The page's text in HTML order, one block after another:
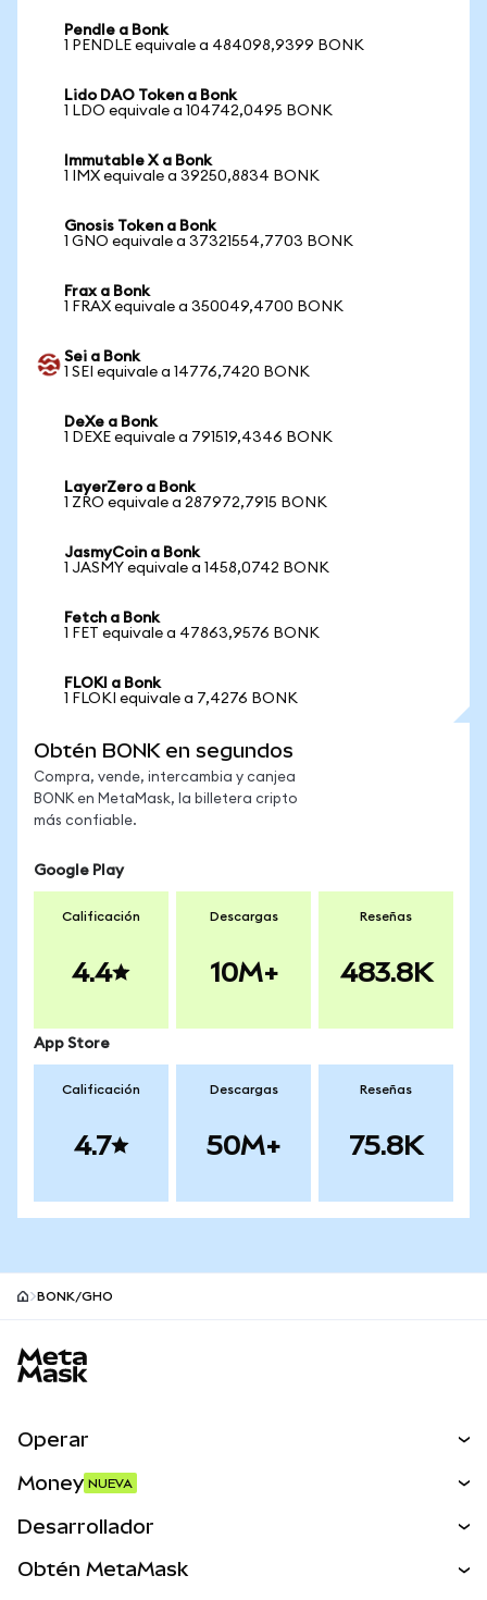
Pendle a Bonk
1 PENDLE equivale a 484098,9399 BONK
Lido DAO Token a Bonk
1 LDO equivale a 104742,0495 BONK
Immutable X a Bonk
1 IMX equivale a 39250,8834 BONK
Gnosis Token a Bonk
1 GNO equivale a 37321554,7703 BONK
Frax a Bonk
1 FRAX equivale a 350049,4700 BONK
Sei a Bonk
1 SEI equivale a 14776,7420 BONK
DeXe a Bonk
1 DEXE equivale a 791519,4346 BONK
LayerZero a Bonk
1 ZRO equivale a 287972,7915 BONK
JasmyCoin a Bonk
1 JASMY equivale a 1458,0742 BONK
Fetch a Bonk
1 FET equivale a 47863,9576 BONK
FLOKI a Bonk
1 FLOKI equivale a 7,4276 BONK
Obtén BONK en segundos
Compra, vende, intercambia y canjea
BONK en MetaMask, la billetera cripto
más confiable.
Google Play
Calificación
4.4
Descargas
10M+
Reseñas
483.8K
App Store
Calificación
4.7
Descargas
50M+
Reseñas
75.8K
BONK/GHO
Operar
Activos del mundo real
Money NUEVA
Desarrollador
Obtén MetaMask